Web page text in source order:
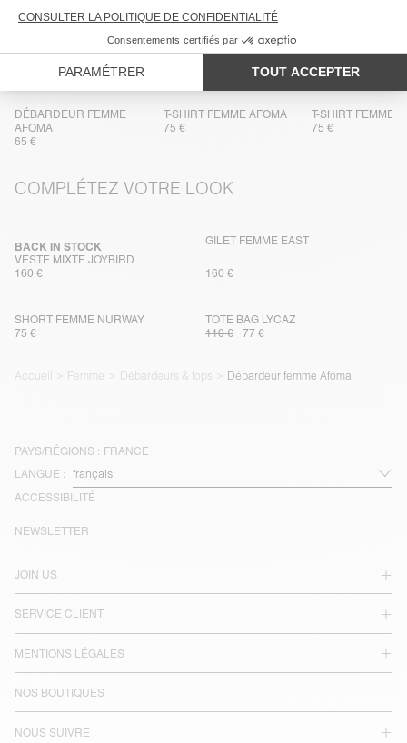
DANS LA MÊME MATIÈRE
DÉBARDEUR FEMME
AFOMA
65 €
T-SHIRT FEMME AFOMA
75 €
T-SHIRT FEMME
75 €
COMPLÉTEZ VOTRE LOOK
VESTE MIXTE JOYBIRD
BACK IN STOCK
160 €
GILET FEMME EAST
160 €
SHORT FEMME NURWAY
75 €
TOTE BAG LYCAZ
110 €
77 €
Accueil Femme Débardeurs & tops Débardeur femme Afoma
PAYS/RÉGIONS : FRANCE
LANGUE :
ACCESSIBILITÉ
JOIN US
SERVICE CLIENT
MENTIONS LÉGALES
NOS BOUTIQUES
NOUS SUIVRE
NEWSLETTER